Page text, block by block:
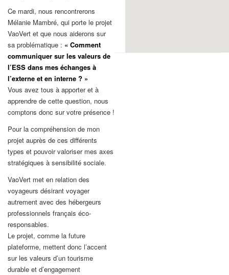
Ce mardi, nous rencontrerons
Mélanie Mambré, qui porte le projet
VaoVert et que nous aiderons sur
sa problématique : « Comment
communiquer sur les valeurs de
l’ESS dans mes échanges à
l’externe et en interne ? »
Vous avez tous à apporter et à
apprendre de cette question, nous
comptons donc sur votre présence !
Pour la compréhension de mon
projet auprès de ces différents
types et pouvoir valoriser mes axes
stratégiques à sensibilité sociale.
VaoVert met en relation des
voyageurs désirant voyager
autrement avec des hébergeurs
professionnels français éco-
responsables.
Le projet, comme la future
plateforme, mettent donc l’accent
sur les valeurs d’un tourisme
durable et d’engagement